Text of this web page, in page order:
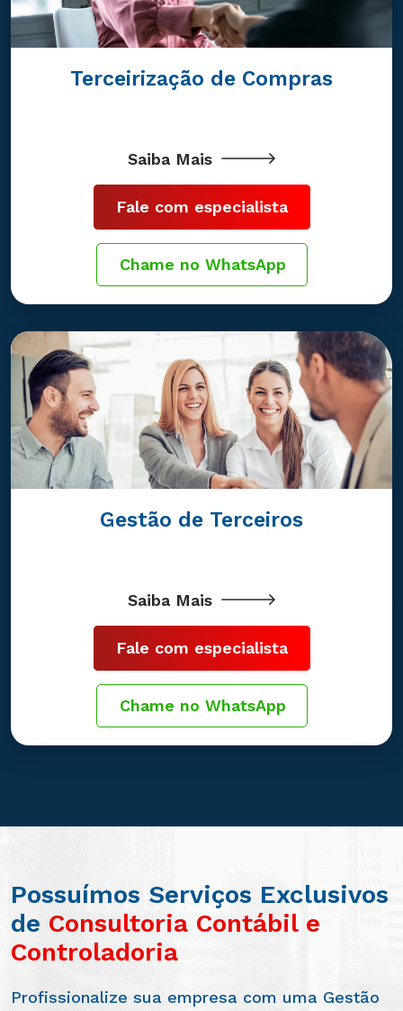
Terceirização de Compras
Saiba Mais
Fale com especialista
Chame no WhatsApp
Gestão de Terceiros
Saiba Mais
Fale com especialista
Chame no WhatsApp
Possuímos Serviços Exclusivos
de Consultoria Contábil e
Controladoria
Profissionalize sua empresa com uma Gestão